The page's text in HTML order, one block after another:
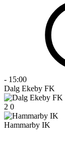
- 15:00
Dalg Ekeby FK
2 0
Hammarby IK